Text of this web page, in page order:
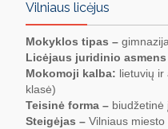
Vilniaus licėjus
Mokyklos tipas –
Licėjaus juridinio
Mokomoji kalba: lietuvių ir
klasė)
Teisinė forma – biudžetinė
Steigėjas – Vilniaus miesto